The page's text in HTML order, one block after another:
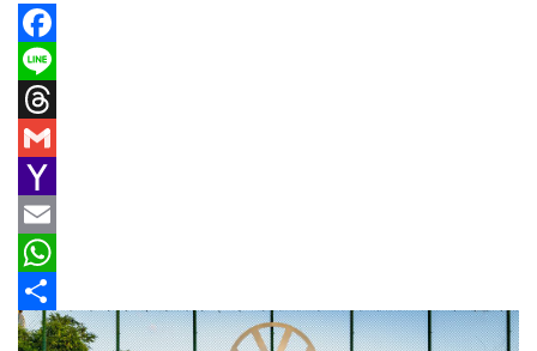
首
頁
新
車
情
報
F
a
c
b
o
o
k
L
e
T
r
e
a
d
G
m
a
l
Y
a
h
o
E
m
a
W
h
分